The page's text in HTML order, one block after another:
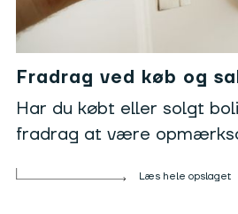
Fradrag ved køb og
Har du købt eller solgt
fradrag at være
Læs hele opslaget